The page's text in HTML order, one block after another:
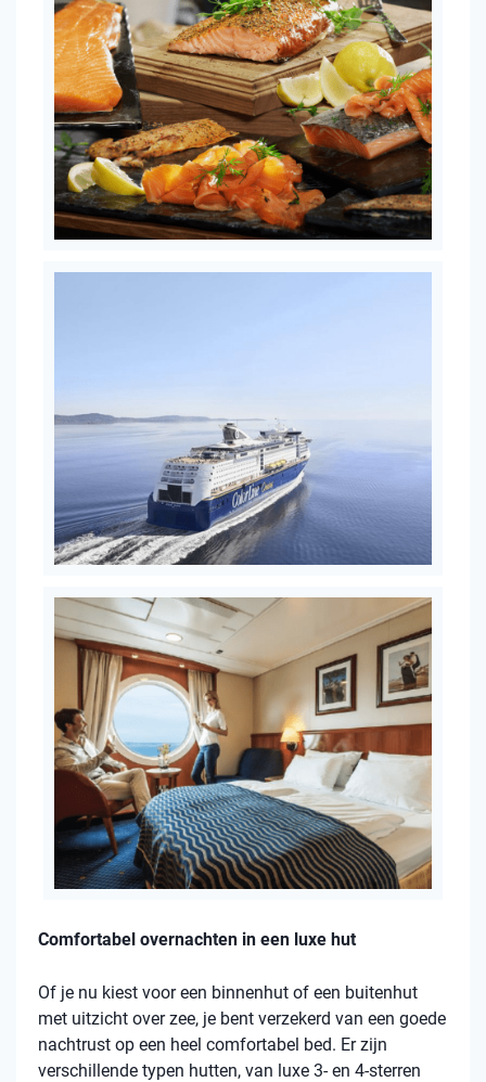
Comfortabel overnachten in een luxe hut
Of je nu kiest voor een binnenhut of een buitenhut
met uitzicht over zee, je bent verzekerd van een goede
nachtrust op een heel comfortabel bed. Er zijn
verschillende typen hutten, van luxe 3- en 4-sterren